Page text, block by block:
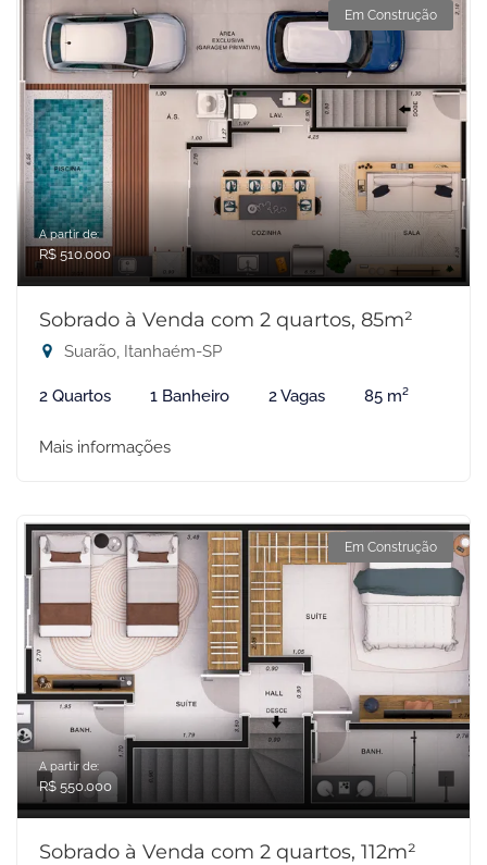
Em Construção
A partir de:
R$ 510.000
Sobrado à Venda com 2 quartos, 85m²
Suarão, Itanhaém-SP
2 Quartos 1 Banheiro 2 Vagas 85 m²
Mais informações
Em Construção
A partir de:
R$ 550.000
Sobrado à Venda com 2 quartos, 112m²